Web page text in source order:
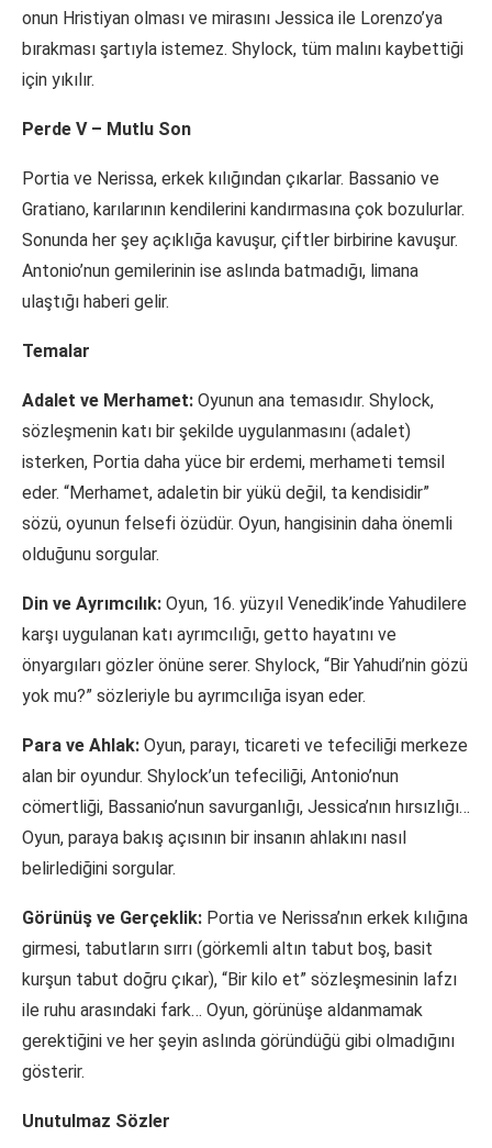
onun Hristiyan olması ve mirasını Jessica ile Lorenzo’ya
bırakması şartıyla istemez. Shylock, tüm malını kaybettiği
için yıkılır.
Perde V – Mutlu Son
Portia ve Nerissa, erkek kılığından çıkarlar. Bassanio ve
Gratiano, karılarının kendilerini kandırmasına çok bozulurlar.
Sonunda her şey açıklığa kavuşur, çiftler birbirine kavuşur.
Antonio’nun gemilerinin ise aslında batmadığı, limana
ulaştığı haberi gelir.
Temalar
Adalet ve Merhamet: Oyunun ana temasıdır. Shylock,
sözleşmenin katı bir şekilde uygulanmasını (adalet)
isterken, Portia daha yüce bir erdemi, merhameti temsil
eder. “Merhamet, adaletin bir yükü değil, ta kendisidir”
sözü, oyunun felsefi özüdür. Oyun, hangisinin daha önemli
olduğunu sorgular.
Din ve Ayrımcılık: Oyun, 16. yüzyıl Venedik’inde Yahudilere
karşı uygulanan katı ayrımcılığı, getto hayatını ve
önyargıları gözler önüne serer. Shylock, “Bir Yahudi’nin gözü
yok mu?” sözleriyle bu ayrımcılığa isyan eder.
Para ve Ahlak: Oyun, parayı, ticareti ve tefeciliği merkeze
alan bir oyundur. Shylock’un tefeciliği, Antonio’nun
cömertliği, Bassanio’nun savurganlığı, Jessica’nın hırsızlığı…
Oyun, paraya bakış açısının bir insanın ahlakını nasıl
belirlediğini sorgular.
Görünüş ve Gerçeklik: Portia ve Nerissa’nın erkek kılığına
girmesi, tabutların sırrı (görkemli altın tabut boş, basit
kurşun tabut doğru çıkar), “Bir kilo et” sözleşmesinin lafzı
ile ruhu arasındaki fark… Oyun, görünüşe aldanmamak
gerektiğini ve her şeyin aslında göründüğü gibi olmadığını
gösterir.
Unutulmaz Sözler